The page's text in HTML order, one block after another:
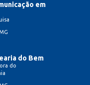
em
do Bem
do